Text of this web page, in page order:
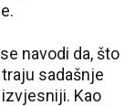
navodi da, što
sadašnje
Kao